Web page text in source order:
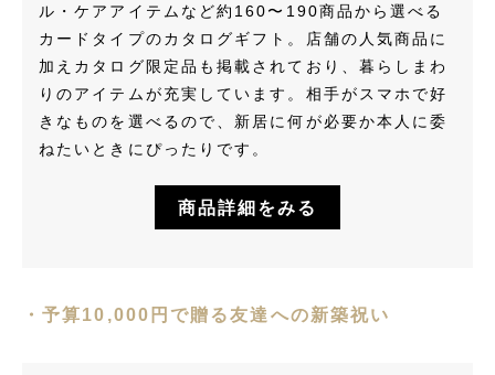
ル・ケアアイテムなど約160〜190商品から選べる
カードタイプのカタログギフト。店舗の人気商品に
加えカタログ限定品も掲載されており、暮らしまわ
りのアイテムが充実しています。相手がスマホで好
きなものを選べるので、新居に何が必要か本人に委
ねたいときにぴったりです。
商品詳細をみる
・予算10,000円で贈る友達への新築祝い